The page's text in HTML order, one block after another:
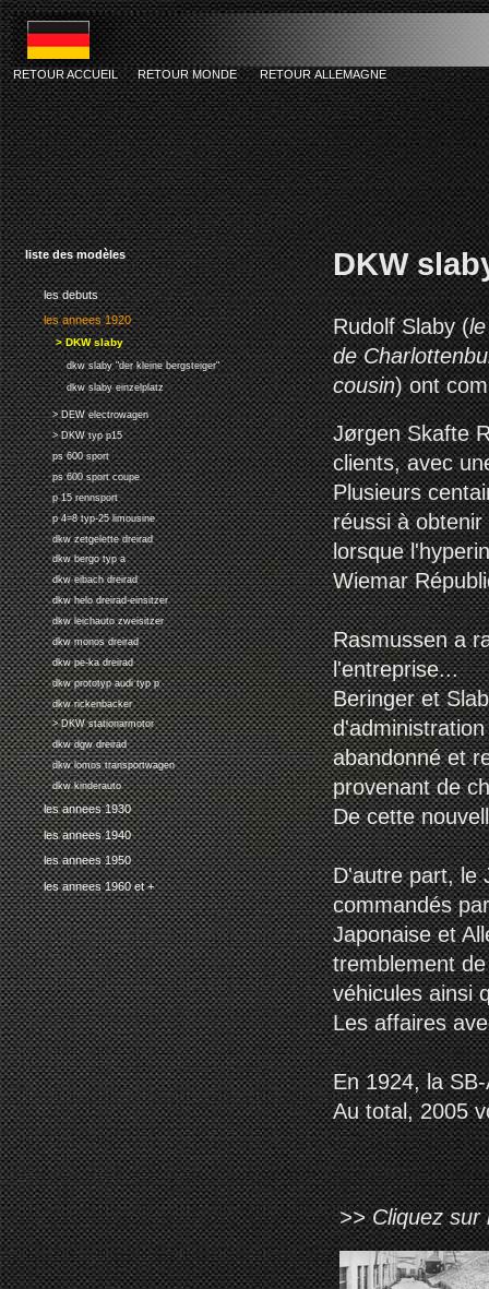
liste des modèles
les debuts
les annees 1920
> DKW slaby
dkw slaby "der kleine bergsteiger"
dkw slaby einzelplatz
> DEW electrowagen
> DKW typ p15
ps 600 sport
ps 600 sport coupe
p 15 rennsport
p 4=8 typ-25 limousine
dkw zetgelette dreirad
dkw bergo typ a
dkw eibach dreirad
dkw helo dreirad-einsitzer
dkw leichauto zweisitzer
dkw monos dreirad
dkw pe-ka dreirad
dkw prototyp audi typ p
dkw rickenbacker
> DKW stationarmotor
dkw dgw dreirad
dkw lomos transportwagen
dkw kinderauto
les annees 1930
les annees 1940
les annees 1950
les annees 1960 et +
DKW
Rudolf Slaby (
de
cousin) ont
Jørgen Skafte
clients, avec
Plusieurs
réussi à
lorsque
Wiemar
Rasmussen a
l'entreprise...
Beringer et
abandonné et
provenant de
De cette
D'autre part, le
commandés
Japonaise et
tremblement
véhicules ainsi
Les affaires
En 1924, la
Au total, 2005
>> Cliquez
RETOUR ACCUEIL RETOUR MONDE RETOUR ALLEMAGNE